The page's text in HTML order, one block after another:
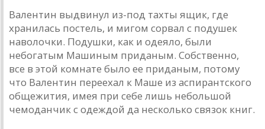
Валентин выдвинул из-под тахты ящик, где
хранилась постель, и мигом сорвал с подушек
наволочки. Подушки, как и одеяло, были
небогатым Машиным приданым. Собственно,
все в этой комнате было ее приданым, потому
что Валентин переехал к Маше из аспирантского
общежития, имея при себе лишь небольшой
чемоданчик с одеждой да несколько связок книг.